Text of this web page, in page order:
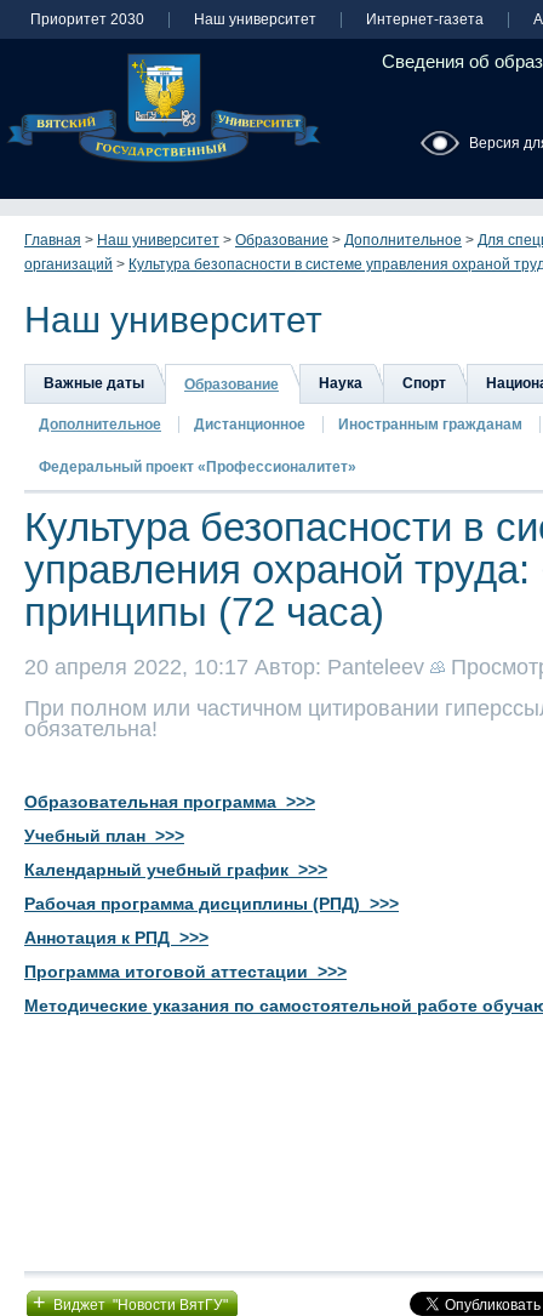
Приоритет 2030 Наш университет Интернет-газета
Сведения об
Версия
Главная > Наш университет > Образование > Дополнительное > Для
организаций > Культура безопасности в системе управления охраной
Наш университет
Важные даты Образование Наука Спорт
Дополнительное Дистанционное Иностранным гражданам
Федеральный проект «Профессионалитет»
Культура безопасности в
управления охраной
принципы (72 часа)
20 апреля 2022, 10:17 Автор: Panteleev
При полном или частичном цитировании
обязательна!
Образовательная программа >>>
Учебный план >>>
Календарный учебный график >>>
Рабочая программа дисциплины (РПД) >>>
Аннотация к РПД >>>
Программа итоговой аттестации >>>
Методические указания по самостоятельной работе
+Виджет "Новости ВятГУ"